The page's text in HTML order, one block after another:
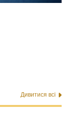
Дивитися всі